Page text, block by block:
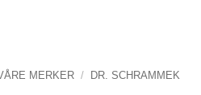
MERKER / DR. SCHRAMMEK